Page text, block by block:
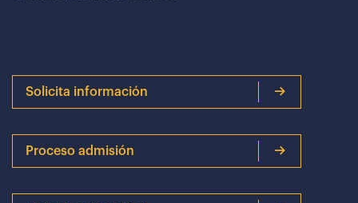
Solicita información
Proceso admisión